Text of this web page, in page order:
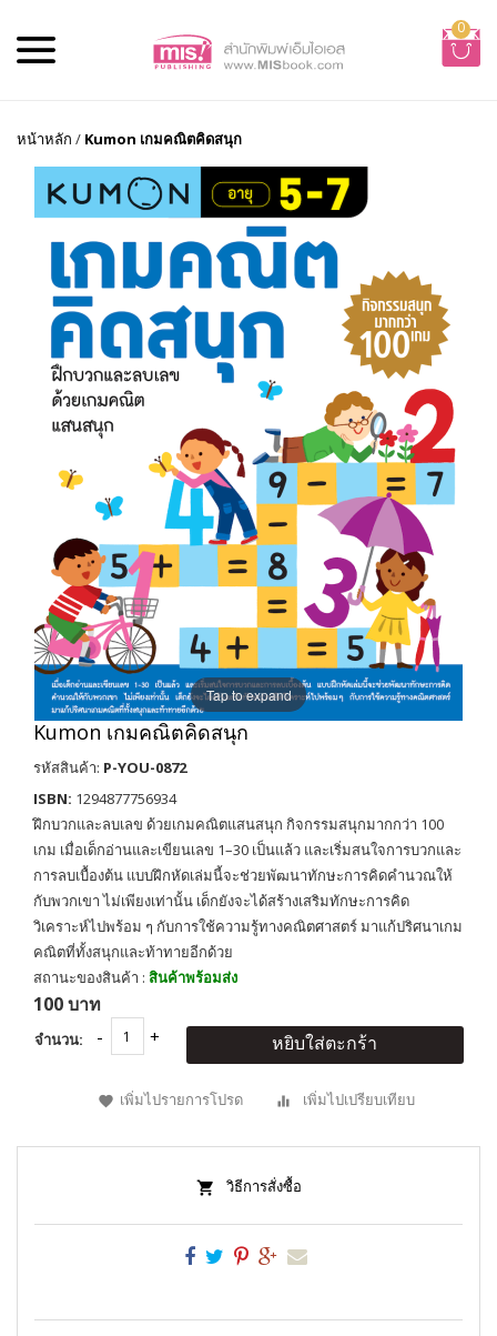
0
หน้าหลัก / Kumon เกมคณิตคิดสนุก
Tap to expand
Kumon เกมคณิตคิดสนุก
รหัสสินค้า: P-YOU-0872
ISBN: 1294877756934
ฝึกบวกและลบเลข ด้วยเกมคณิตแสนสนุก กิจกรรมสนุกมากกว่า 100
เกม เมื่อเด็กอ่านและเขียนเลข 1–30 เป็นแล้ว และเริ่มสนใจการบวกและ
การลบเบื้องต้น แบบฝึกหัดเล่มนี้จะช่วยพัฒนาทักษะการคิดคำนวณให้
กับพวกเขา ไม่เพียงเท่านั้น เด็กยังจะได้สร้างเสริมทักษะการคิด
วิเคราะห์ไปพร้อม ๆ กับการใช้ความรู้ทางคณิตศาสตร์ มาแก้ปริศนาเกม
คณิตที่ทั้งสนุกและท้าทายอีกด้วย
สถานะของสินค้า : สินค้าพร้อมส่ง
100 บาท
จำนวน: หยิบใส่ตะกร้า
เพิ่มไปรายการโปรด เพิ่มไปเปรียบเทียบ
วิธีการสั่งซื้อ